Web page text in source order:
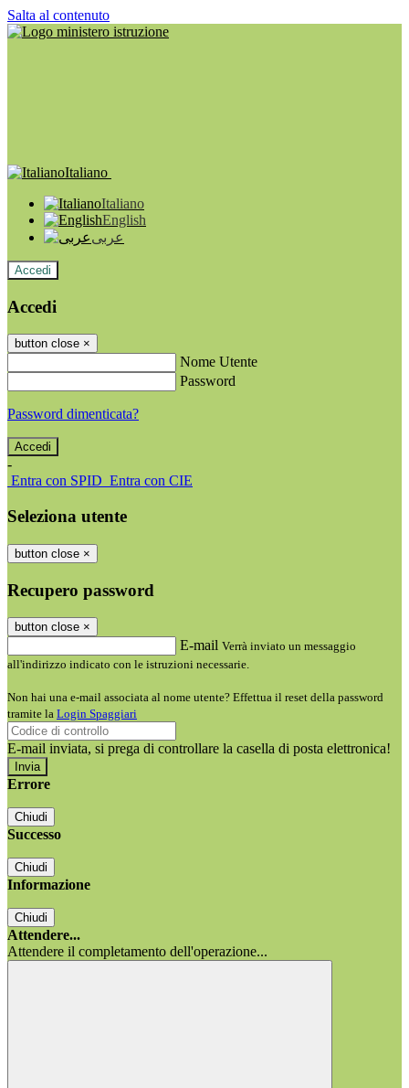
Salta al contenuto
Italiano
Italiano
English
عربى
Accedi
Accedi
button close ×
Nome Utente
Password
Password dimenticata?
-
Entra con SPID Entra con CIE
Seleziona utente
button close ×
Recupero password
button close ×
E-mail Verrà inviato un messaggio
all'indirizzo indicato con le istruzioni necessarie.
Non hai una e-mail associata al nome utente? Effettua il reset della password
tramite la Login Spaggiari
E-mail inviata, si prega di controllare la casella di posta elettronica!
Errore
Chiudi
Successo
Chiudi
Informazione
Chiudi
Attendere...
Attendere il completamento dell'operazione...